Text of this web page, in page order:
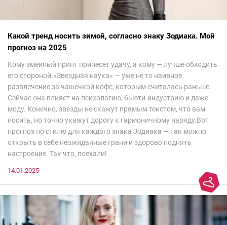
Какой тренд носить зимой, согласно знаку Зодиака. Мой
прогноз на 2025
Кому змеиный принт принесет удачу, а кому — лучше обходить
его стороной.«Звездная наука» — уже не то наивное
развлечение за чашечкой кофе, которым считалась раньше.
Сейчас она влияет на психологию, бьюти-индустрию и даже
моду. Конечно, звезды не скажут прямым текстом, что вам
носить, но точно укажут дорогу к гармоничному наряду.Вот
прогноз по стилю для каждого знака Зодиака — так можно
открыть в себе неожиданные грани и здорово поднять
настроение. Так что, поехали!
14.01.2025